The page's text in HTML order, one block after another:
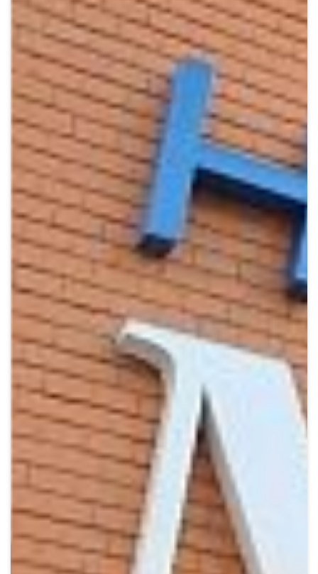
BROKERI
Crypto
Digital payments
TERMENUL ZILEI
Sustainability